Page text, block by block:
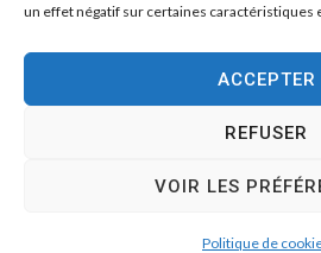
un effet négatif sur certaines caractéristiques
ACCEPTER
REFUSER
VOIR LES
Politique de